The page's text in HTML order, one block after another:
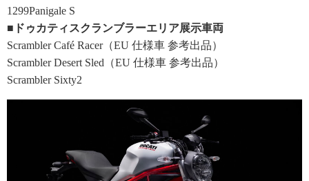
1299Panigale S
■ドゥカティスクランブラーエリア展示車両
Scrambler Café Racer（EU 仕様車 参考出品）
Scrambler Desert Sled（EU 仕様車 参考出品）
Scrambler Sixty2